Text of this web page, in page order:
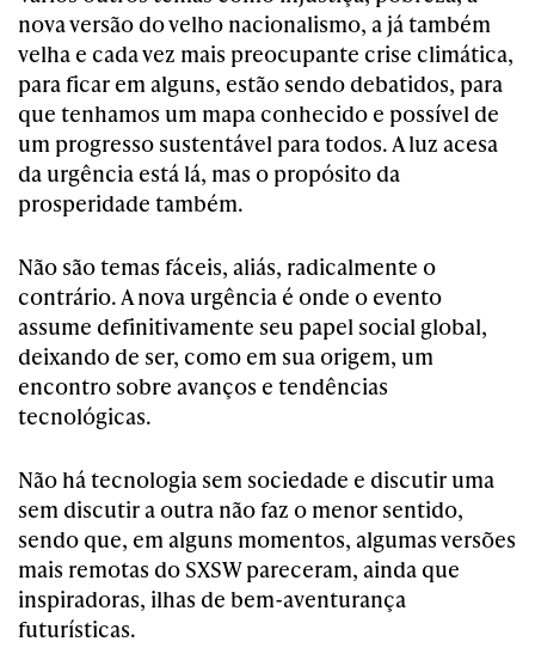
nova versão do velho nacionalismo, a já também
velha e cada vez mais preocupante crise climática,
para ficar em alguns, estão sendo debatidos, para
que tenhamos um mapa conhecido e possível de
um progresso sustentável para todos. A luz acesa
da urgência está lá, mas o propósito da
prosperidade também.
Não são temas fáceis, aliás, radicalmente o
contrário. A nova urgência é onde o evento
assume definitivamente seu papel social global,
deixando de ser, como em sua origem, um
encontro sobre avanços e tendências
tecnológicas.
Não há tecnologia sem sociedade e discutir uma
sem discutir a outra não faz o menor sentido,
sendo que, em alguns momentos, algumas versões
mais remotas do SXSW pareceram, ainda que
inspiradoras, ilhas de bem-aventurança
futurísticas.